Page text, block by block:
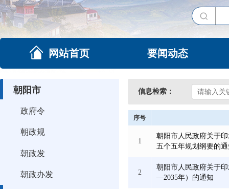
网站首页 要闻动态
朝阳市
政府令
朝政规
朝政发
朝政办发
信息检索：
序号
1
朝阳市人民政府关于
五个五年规划纲要的
2
朝阳市人民政府关于
—2035年）的通知